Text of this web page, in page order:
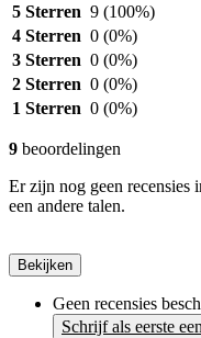
5 Sterren 9 (100%)
4 Sterren 0 (0%)
3 Sterren 0 (0%)
2 Sterren 0 (0%)
1 Sterren 0 (0%)
9 beoordelingen
Er zijn nog geen recensies
een andere talen.
Bekijken
Geen recensies
Schrijf als eerste